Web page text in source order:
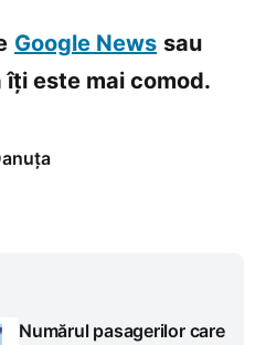
Google News sau
îți este mai comod.
Numărul pasagerilor care